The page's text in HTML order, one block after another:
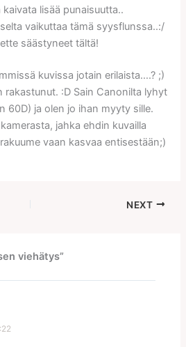
lisää punaisuutta..
vaikuttaa tämä syysflunssa..:/
säästyneet tältä!
kuvissa jotain erilaista….? ;)
rakastunut. :D Sain Canonilta lyhyt
60D) ja olen jo ihan myyty sille.
jahka ehdin kuvailla
vaan kasvaa entisestään;)
NEXT
viehätys”